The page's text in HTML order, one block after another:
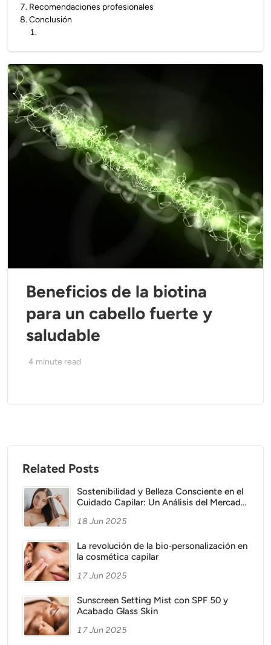
7. Recomendaciones profesionales
8.Conclusión
1.
Beneficios de la biotina
para un cabello fuerte y
saludable
4 minute read
Related Posts
Sostenibilidad y Belleza Consciente en el
Cuidado Capilar: Un Análisis del Mercado
18 Jun 2025
La revolución de la bio‑personalización en
la cosmética capilar
17 Jun 2025
Sunscreen Setting Mist con SPF 50 y
Acabado Glass Skin
17 Jun 2025